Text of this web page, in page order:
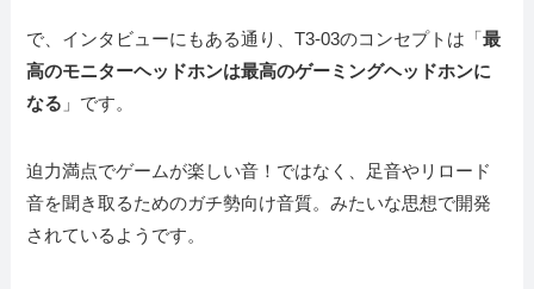
で、インタビューにもある通り、T3-03のコンセプトは「最
高のモニターヘッドホンは最高のゲーミングヘッドホンに
なる 」です。
迫力満点でゲームが楽しい音！ではなく、足音やリロード
音を聞き取るためのガチ勢向け音質。みたいな思想で開発
されているようです。